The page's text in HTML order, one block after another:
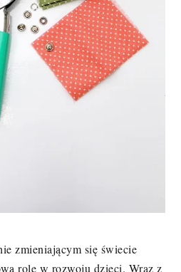
zmieniającym się świecie
rolę w rozwoju dzieci. Wraz z